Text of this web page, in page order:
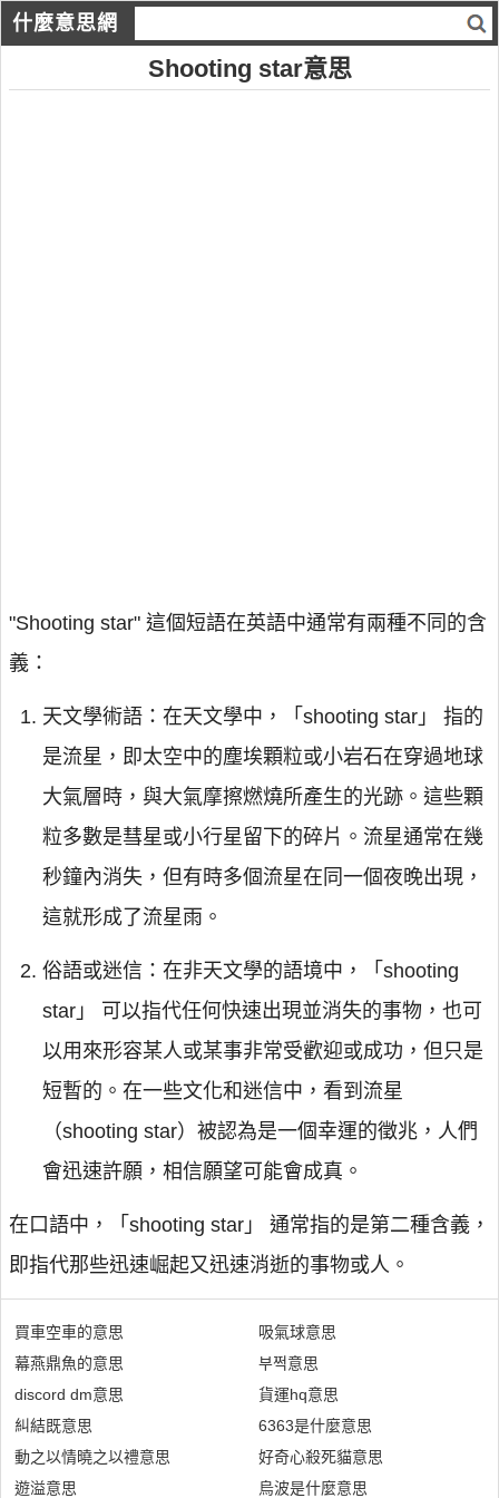
什麼意思網
Shooting star意思
"Shooting star" 這個短語在英語中通常有兩種不同的含
義：
天文學術語：在天文學中，「shooting star」 指的
是流星，即太空中的塵埃顆粒或小岩石在穿過地球
大氣層時，與大氣摩擦燃燒所產生的光跡。這些顆
粒多數是彗星或小行星留下的碎片。流星通常在幾
秒鐘內消失，但有時多個流星在同一個夜晚出現，
這就形成了流星雨。
俗語或迷信：在非天文學的語境中，「shooting
star」 可以指代任何快速出現並消失的事物，也可
以用來形容某人或某事非常受歡迎或成功，但只是
短暫的。在一些文化和迷信中，看到流星
（shooting star）被認為是一個幸運的徵兆，人們
會迅速許願，相信願望可能會成真。
在口語中，「shooting star」 通常指的是第二種含義，
即指代那些迅速崛起又迅速消逝的事物或人。
買車空車的意思
幕燕鼎魚的意思
discord dm意思
糾結既意思
動之以情曉之以禮意思
遊溢意思
吸氣球意思
부쩍意思
貨運hq意思
6363是什麼意思
好奇心殺死貓意思
烏波是什麼意思